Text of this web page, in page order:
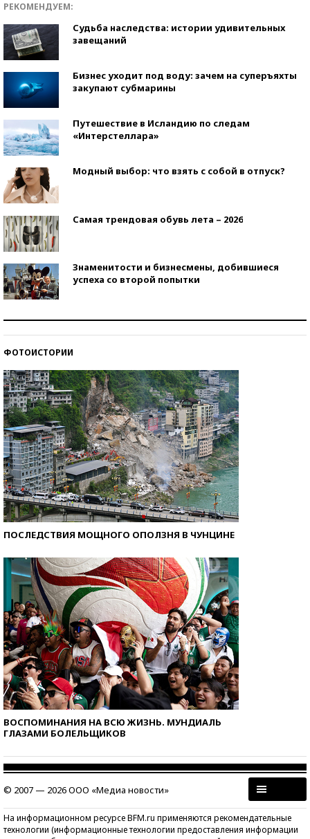
РЕКОМЕНДУЕМ:
Судьба наследства: истории удивительных
завещаний
Бизнес уходит под воду: зачем на суперъяхты
закупают субмарины
Путешествие в Исландию по следам
«Интерстеллара»
Модный выбор: что взять с собой в отпуск?
Самая трендовая обувь лета – 2026
Знаменитости и бизнесмены, добившиеся
успеха со второй попытки
ФОТОИСТОРИИ
ПОСЛЕДСТВИЯ МОЩНОГО ОПОЛЗНЯ В ЧУНЦИНЕ
ВОСПОМИНАНИЯ НА ВСЮ ЖИЗНЬ. МУНДИАЛЬ
ГЛАЗАМИ БОЛЕЛЬЩИКОВ
© 2007 — 2026 ООО «Медиа новости»
На информационном ресурсе BFM.ru применяются рекомендательные
технологии (информационные технологии предоставления информации